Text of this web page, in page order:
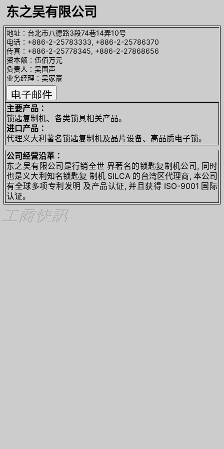
东之吴有限公司
地址∶台北市八德路3段74巷14弄10号
电话∶+886-2-25783333, +886-2-25786370
传真∶+886-2-25778345, +886-2-27868656
资本额∶伍佰万元
负责人∶吴国声
业务经理∶吴家豪
主要产品∶
锁匙复制机、各类锁具相关产品。
进口产品∶
代理义大利著名锁匙复制机及晶片设备、高品质电子锁。
公司经营沿革∶
东之吴有限公司是行销全世 界著名的锁匙复制机公司, 同时
也是义大利知名锁匙复 制机 SILCA 的台湾区代理商, 本公司
有全球多项专利发明 及产品认证, 并且获得 ISO-9001 国际
认证。